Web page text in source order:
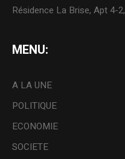
Résidence La Brise, Apt 4-
MENU:
A LA UNE
POLITIQUE
ECONOMIE
SOCIETE